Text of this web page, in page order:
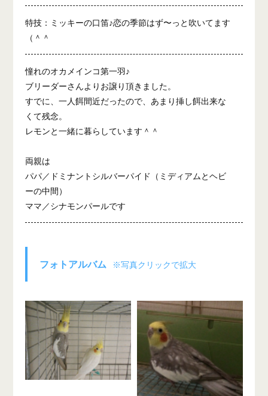
特技：ミッキーの口笛♪恋の季節はず〜っと吹いてます
（＾＾ゞ
憧れのオカメインコ第一羽♪
ブリーダーさんよりお譲り頂きました。
すでに、一人餌間近だったので、あまり挿し餌出来な
くて残念。
レモンと一緒に暮らしています＾＾
両親は
パパ／ドミナントシルバーパイド（ミディアムとヘビ
ーの中間）
ママ／シナモンパールです
フォトアルバム ※写真クリックで拡大